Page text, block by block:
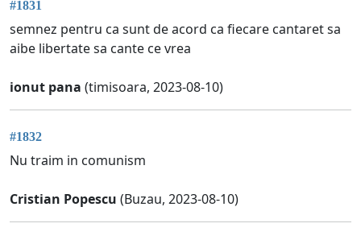
#1831
semnez pentru ca sunt de acord ca fiecare cantaret sa
aibe libertate sa cante ce vrea
ionut pana (timisoara, 2023-08-10)
#1832
Nu traim in comunism
Cristian Popescu (Buzau, 2023-08-10)